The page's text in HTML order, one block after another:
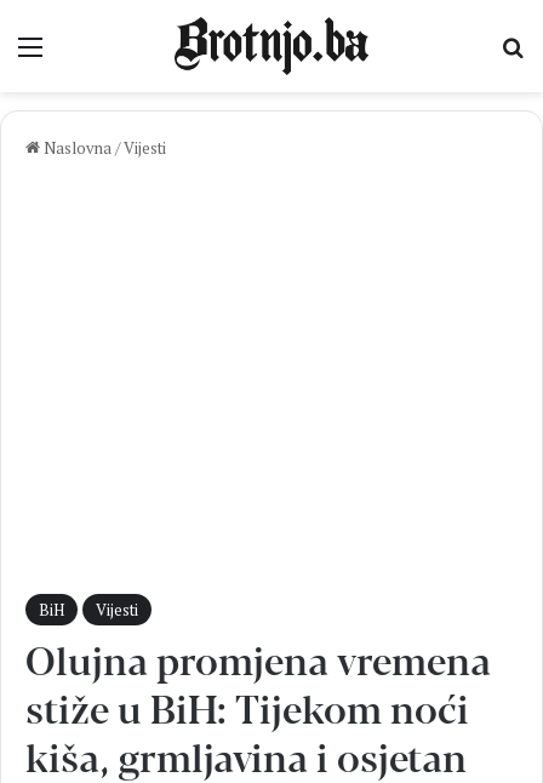
Izbornik
Naslovna/Vijesti
BiH Vijesti
Olujna promjena vremena
stiže u BiH: Tijekom noći
kiša, grmljavina i osjetan